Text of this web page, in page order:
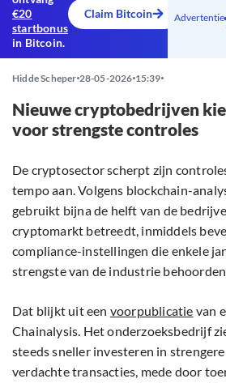
€20
startbonus
in Bitcoin.
Claim Bitcoin Advertentie
Hidde Scheper 28-05-2026 15:39
Nieuwe cryptobedrijven
voor strengste controles
De cryptosector scherpt zijn
tempo aan. Volgens blockchain-
gebruikt bijna de helft van de
cryptomarkt betreedt, inmiddels
compliance-instellingen die enkele
strengste van de industrie
Dat blijkt uit een voorpublicatie van
Chainalysis. Het onderzoeksbedrijf
steeds sneller investeren in
verdachte transacties, mede door